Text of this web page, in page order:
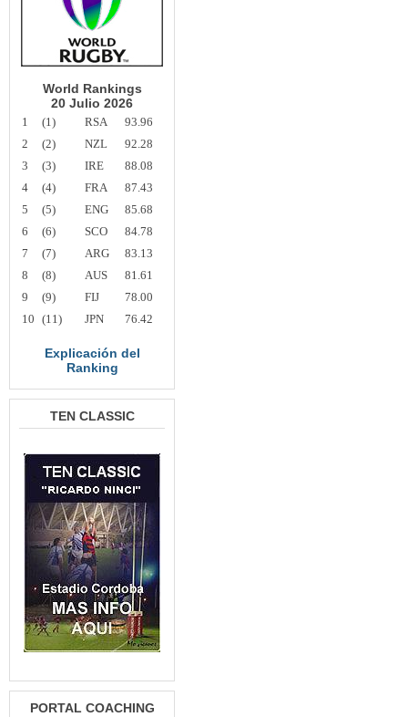
World Rankings
20 Julio 2026
1 (1) RSA
93.96
2
(2) NZL
92.28
3
(3) IRE
88.08
4
(4) FRA
87.43
5
(5) ENG
85.68
6
(6) SCO
84.78
7
(7) ARG
83.13
8
(8) AUS
81.61
9
(9) FIJ
78.00
10 (11) JPN 76.42
Explicación del
Ranking
TEN CLASSIC
PORTAL COACHING